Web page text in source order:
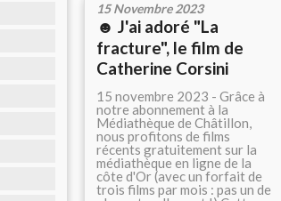
15 Novembre 2023
☻ J'ai adoré "La
fracture", le film de
Catherine Corsini
15 novembre 2023 - Grâce à
notre abonnement à la
Médiathèque de Châtillon,
nous profitons de films
récents gratuitement sur la
médiathèque en ligne de la
côte d'Or (avec un forfait de
trois films par mois : pas un de